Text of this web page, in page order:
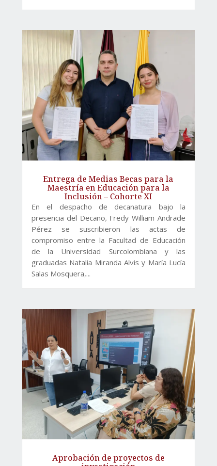
Entrega de Medias Becas para la
Maestría en Educación para la
Inclusión – Cohorte XI
En el despacho de decanatura bajo la
presencia del Decano, Fredy William Andrade
Pérez se suscribieron las actas de
compromiso entre la Facultad de Educación
de la Universidad Surcolombiana y las
graduadas Natalia Miranda Alvis y María Lucía
Salas Mosquera,...
Aprobación de proyectos de